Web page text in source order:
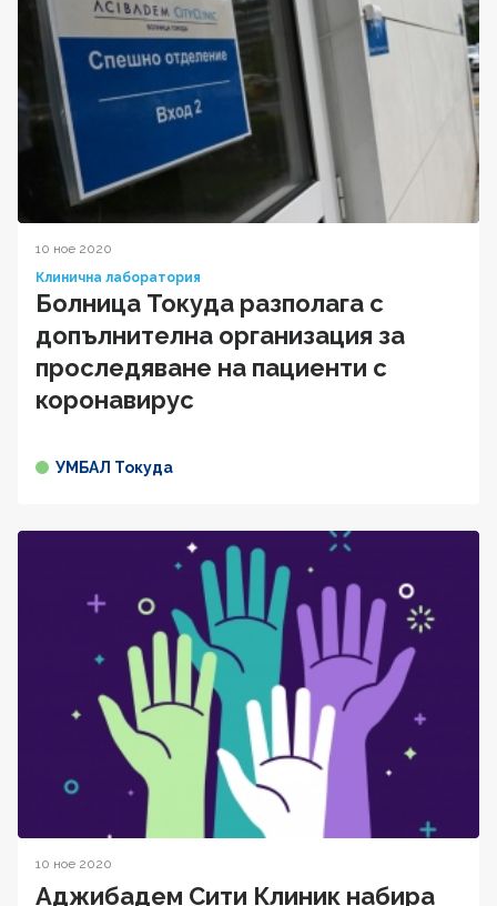
10 ное 2020
Клинична лаборатория
Болница Токуда разполага с
допълнителна организация за
проследяване на пациенти с
коронавирус
УМБАЛ Токуда
10 ное 2020
Аджибадем Сити Клиник набира